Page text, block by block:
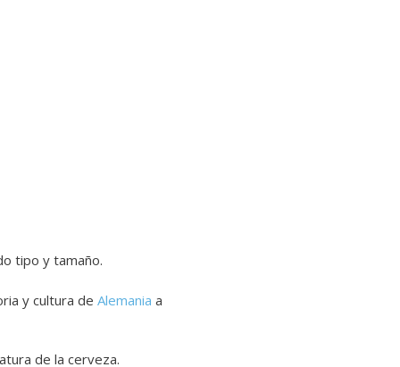
tipo y tamaño.
y cultura de Alemania a
de la cerveza.